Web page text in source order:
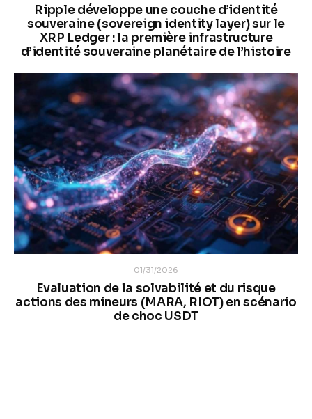
Ripple développe une couche d’identité
souveraine (sovereign identity layer) sur le
XRP Ledger : la première infrastructure
d’identité souveraine planétaire de l’histoire
01/31/2026
Evaluation de la solvabilité et du risque
actions des mineurs (MARA, RIOT) en scénario
de choc USDT